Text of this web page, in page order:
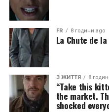
FR 8 години ago
La Chute de
З ЖИТТЯ 8
“Take this
the market.
shocked